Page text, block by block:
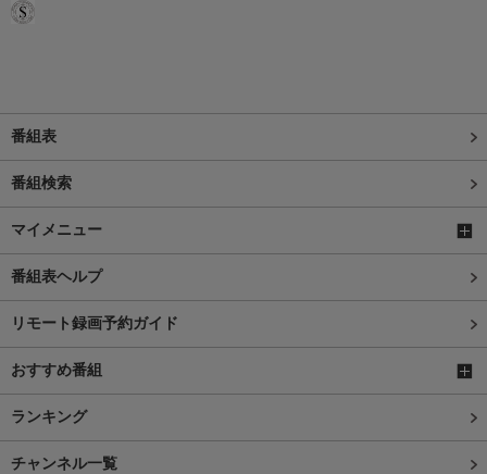
番組表
番組検索
マイメニュー
番組表ヘルプ
リモート録画予約ガイド
おすすめ番組
ランキング
チャンネル一覧